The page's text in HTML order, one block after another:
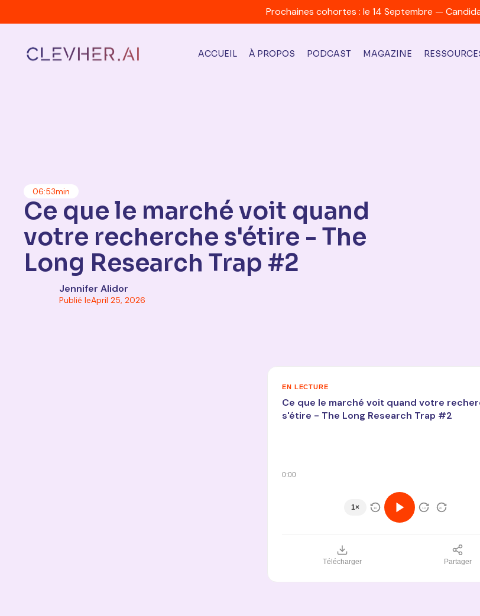
Prochaines cohortes : le 14 Septembre —
ACCUEIL À PROPOS PODCAST MAGAZINE
06:53min
Ce que le marché voit quand
votre recherche s'étire - The
Long Research Trap #2
Jennifer Alidor
Publié leApril 25, 2026
EN LECTURE
Ce que le marché voit quand votre
s'étire - The Long Research Trap #2
0:00
1× 10 10 30
Télécharger Partager